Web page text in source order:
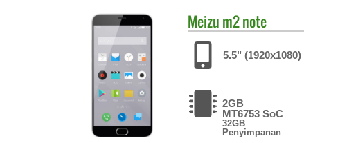
Meizu m2 note
5.5" (1920x1080)
2GB
MT6753 SoC
32GB
Penyimpanan